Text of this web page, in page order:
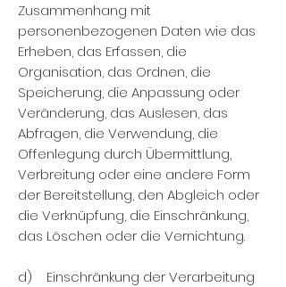
Zusammenhang mit
personenbezogenen Daten wie das
Erheben, das Erfassen, die
Organisation, das Ordnen, die
Speicherung, die Anpassung oder
Veränderung, das Auslesen, das
Abfragen, die Verwendung, die
Offenlegung durch Übermittlung,
Verbreitung oder eine andere Form
der Bereitstellung, den Abgleich oder
die Verknüpfung, die Einschränkung,
das Löschen oder die Vernichtung.
d) Einschränkung der Verarbeitung